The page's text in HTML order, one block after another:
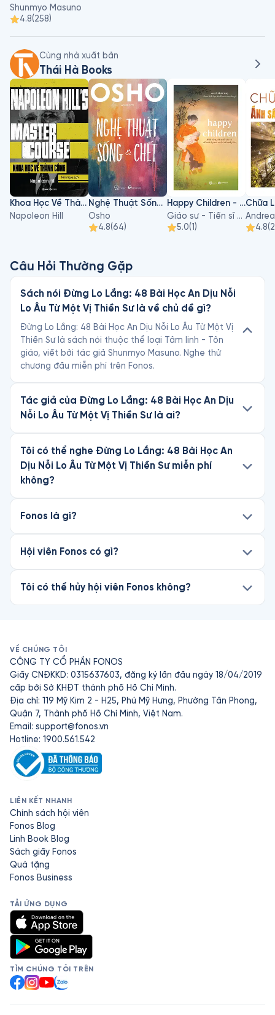
Shunmyo Masuno
4.8(258)
Cùng nhà xuất bản
Thái Hà Books
Khoa Học Về Thành Công
Napoleon Hill
Nghệ Thuật Sống Và Chết
Osho
4.8(64)
Happy Children - Hiểu Về Sự Phát Triển Của Trẻ Để Nuôi Dạy Con An Lạc Và Hạnh Phúc
Giáo sư - Tiến sĩ Hà Vĩnh Thọ
5.0(1)
4.8(
Câu Hỏi Thường Gặp
Sách nói Đừng Lo Lắng: 48 Bài Học An Dịu Nỗi
Lo Âu Từ Một Vị Thiền Sư là về chủ đề gì?
Đừng Lo Lắng: 48 Bài Học An Dịu Nỗi Lo Âu Từ Một Vị
Thiền Sư là sách nói thuộc thể loại Tâm linh - Tôn
giáo, viết bởi tác giả Shunmyo Masuno. Nghe thử
chương đầu miễn phí trên Fonos.
Tác giả của Đừng Lo Lắng: 48 Bài Học An Dịu
Nỗi Lo Âu Từ Một Vị Thiền Sư là ai?
Tôi có thể nghe Đừng Lo Lắng: 48 Bài Học An
Dịu Nỗi Lo Âu Từ Một Vị Thiền Sư miễn phí
không?
Fonos là gì?
Hội viên Fonos có gì?
Tôi có thể hủy hội viên Fonos không?
VỀ CHÚNG TÔI
CÔNG TY CỔ PHẦN FONOS
Giấy CNĐKKD: 0315637603, đăng ký lần đầu ngày 18/04/2019
cấp bởi Sở KHĐT thành phố Hồ Chí Minh.
Địa chỉ: 119 Mỹ Kim 2 - H25, Phú Mỹ Hưng, Phường Tân Phong,
Quận 7, Thành phố Hồ Chí Minh, Việt Nam.
Email: support@fonos.vn
Hotline: 1900.561.542
LIÊN KẾT NHANH
Chính sách hội viên
Fonos Blog
Linh Book Blog
Sách giấy Fonos
Quà tặng
Fonos Business
TẢI ỨNG DỤNG
TÌM CHÚNG TÔI TRÊN
Facebook
Instagram
YouTube
Zalo